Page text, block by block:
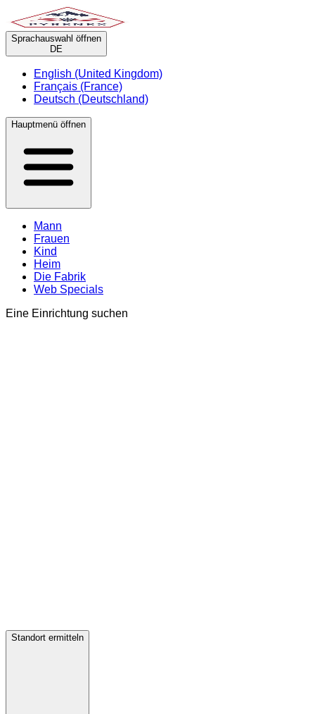
Sprachauswahl öffnen
DE
English (United Kingdom)
Français (France)
Deutsch (Deutschland)
Hauptmenü öffnen
Mann
Frauen
Kind
Heim
Die Fabrik
Web Specials
Eine Einrichtung suchen
Standort ermitteln